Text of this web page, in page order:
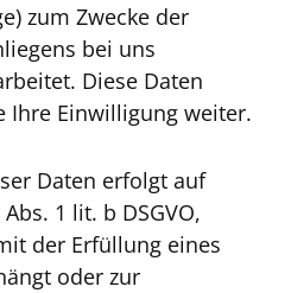
zum Zwecke der
bei uns
Diese Daten
Ihre Einwilligung weiter.
Daten erfolgt auf
1 lit. b DSGVO,
der Erfüllung eines
oder zur